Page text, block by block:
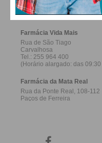
FERREIRA